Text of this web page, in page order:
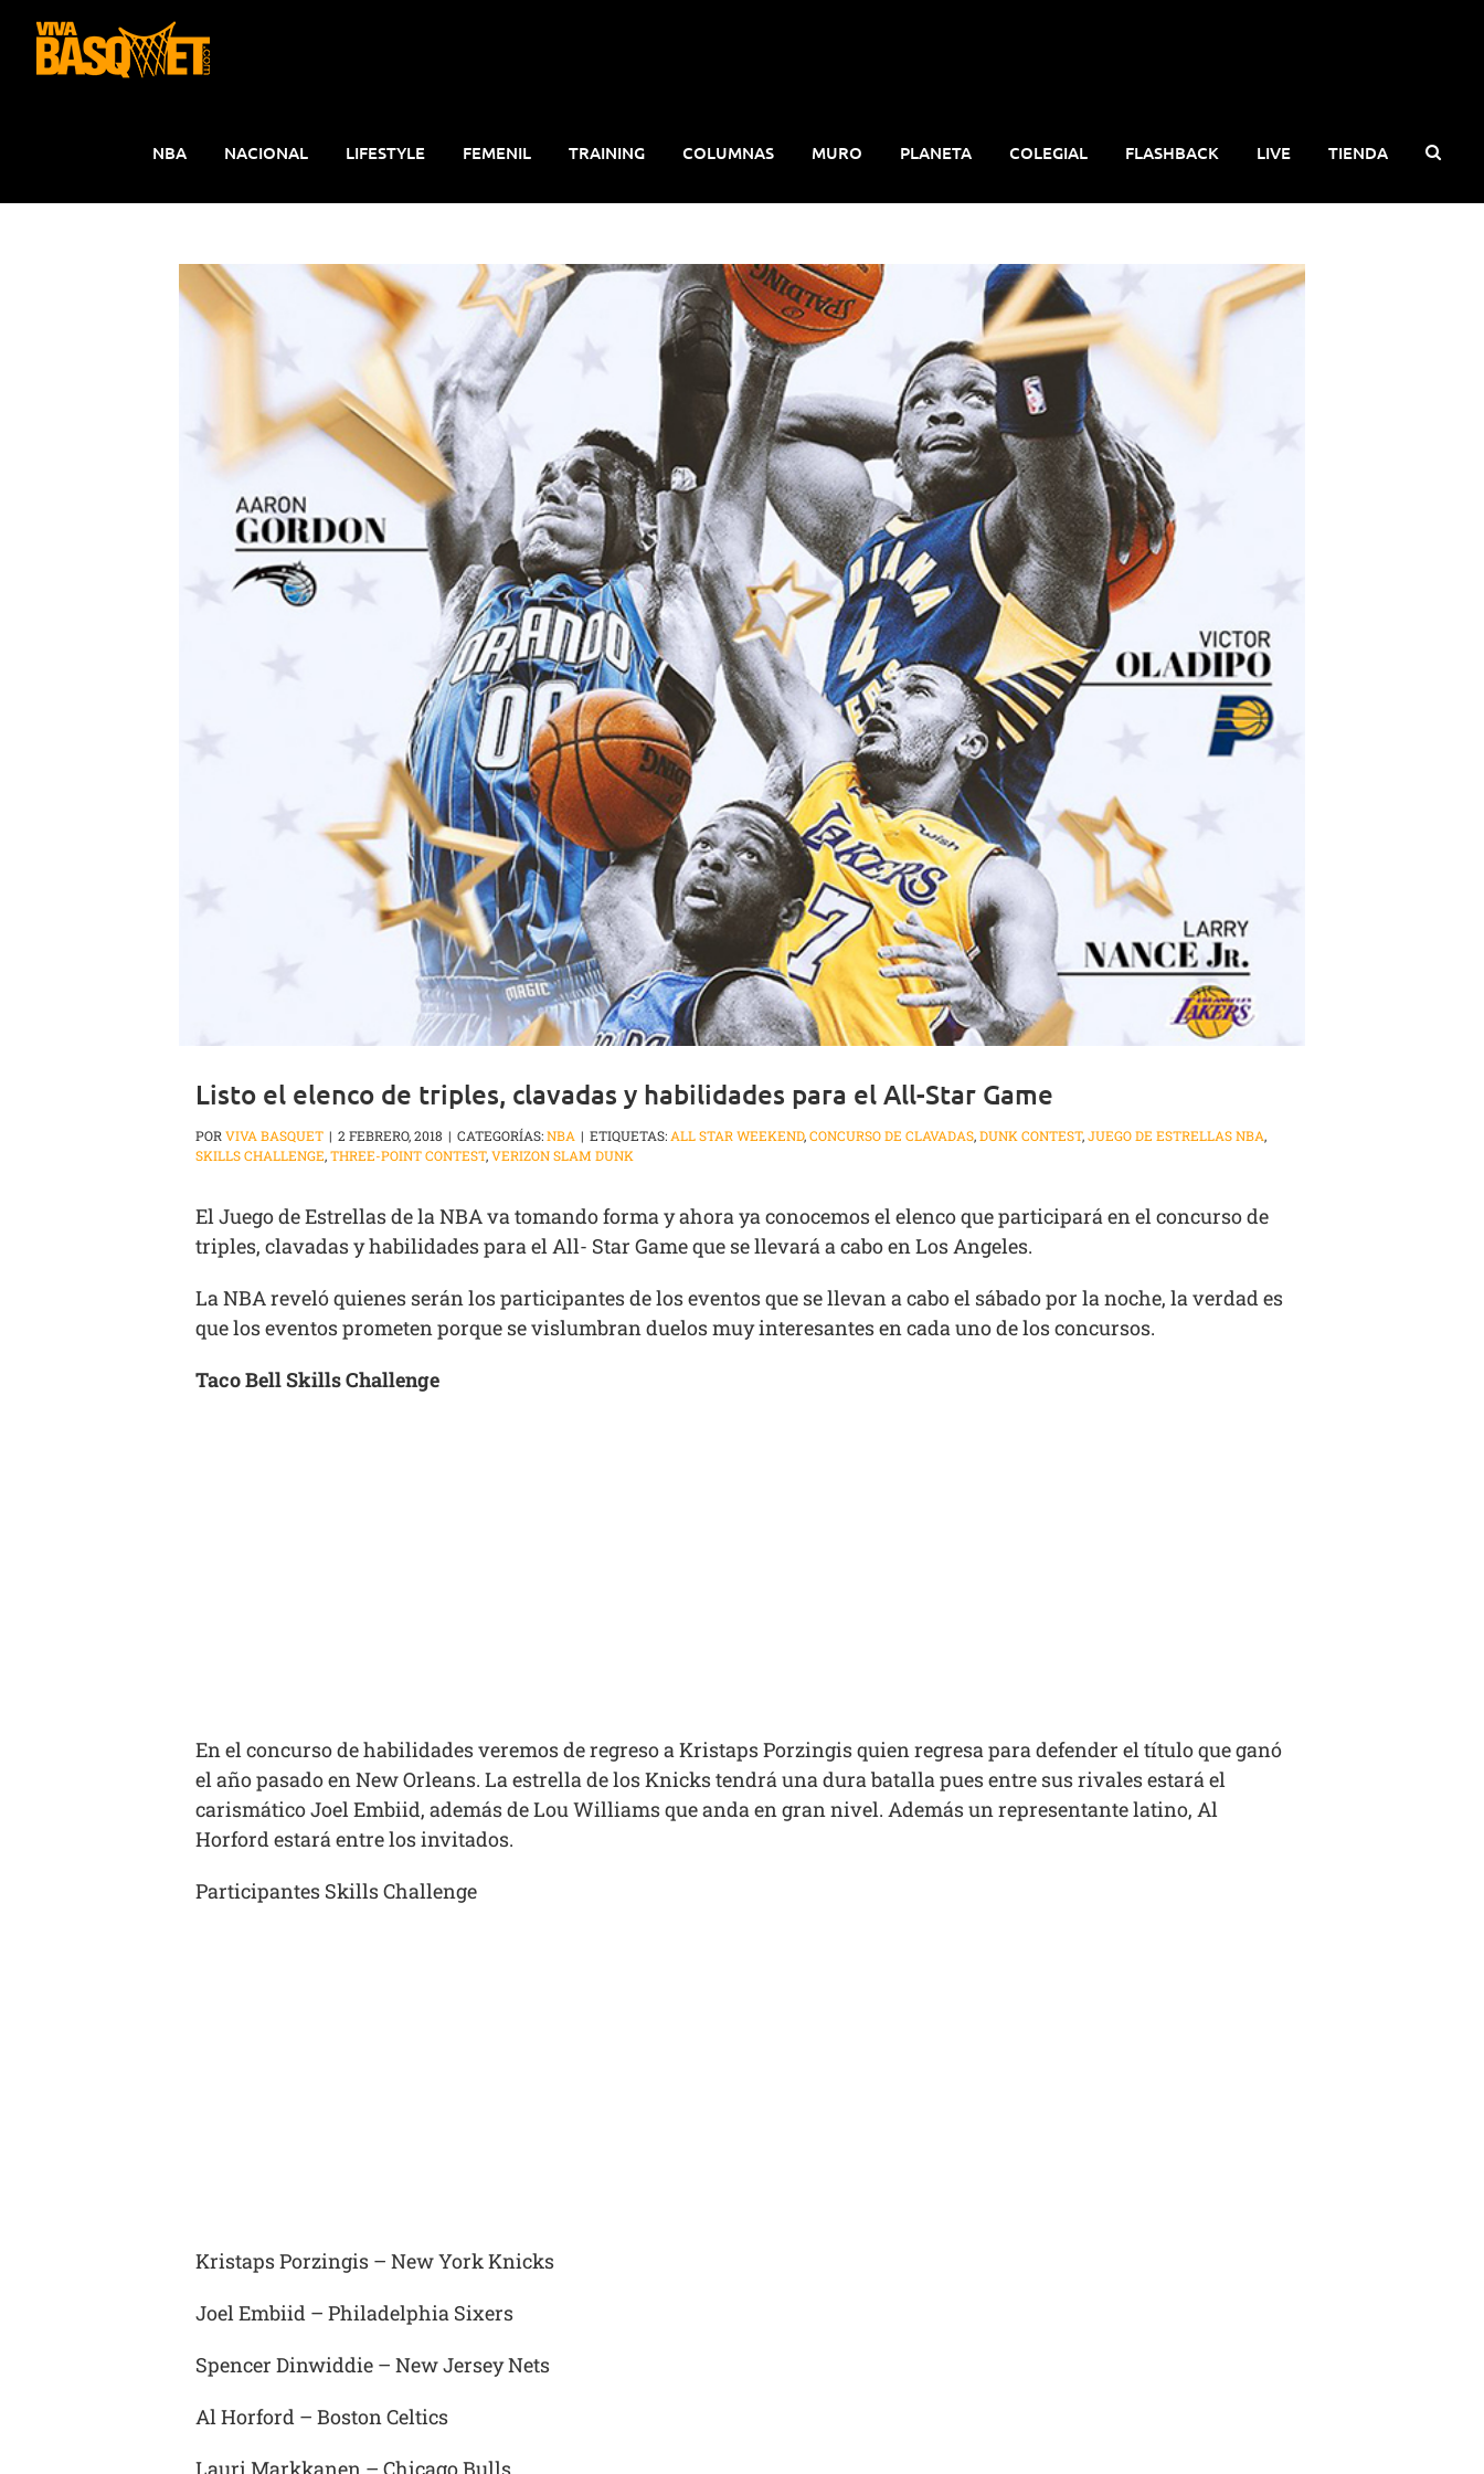
contenido
NBA NACIONAL LIFESTYLE FEMENIL TRAINING COLUMNAS MURO PLANETA COLEGIAL FLASHBACK LIVE TIENDA
Listo el elenco de triples, clavadas y habilidades para el All-Star Game
PORVIVA BASQUET | 2 FEBRERO, 2018 | CATEGORÍAS:NBA | ETIQUETAS:ALL STAR WEEKEND,CONCURSO DE CLAVADAS,DUNK CONTEST,JUEGO DE ESTRELLAS NBA,
SKILLS CHALLENGE,THREE-POINT CONTEST,VERIZON SLAM DUNK
El Juego de Estrellas de la NBA va tomando forma y ahora ya conocemos el elenco que participará en el concurso de
triples, clavadas y habilidades para el All- Star Game que se llevará a cabo en Los Angeles.
La NBA reveló quienes serán los participantes de los eventos que se llevan a cabo el sábado por la noche, la verdad es
que los eventos prometen porque se vislumbran duelos muy interesantes en cada uno de los concursos.
Taco Bell Skills Challenge
En el concurso de habilidades veremos de regreso a Kristaps Porzingis quien regresa para defender el título que ganó
el año pasado en New Orleans. La estrella de los Knicks tendrá una dura batalla pues entre sus rivales estará el
carismático Joel Embiid, además de Lou Williams que anda en gran nivel. Además un representante latino, Al
Horford estará entre los invitados.
Participantes Skills Challenge
Kristaps Porzingis – New York Knicks
Joel Embiid – Philadelphia Sixers
Spencer Dinwiddie – New Jersey Nets
Al Horford – Boston Celtics